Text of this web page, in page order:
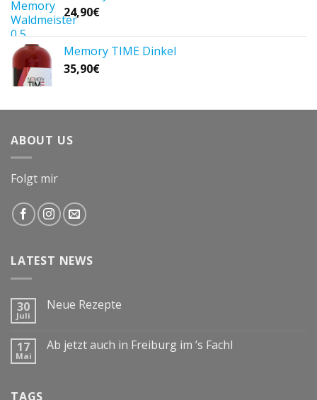
24,90€
Memory TIME Dinkel
35,90€
ABOUT US
Folgt mir
LATEST NEWS
30
Juli
Neue Rezepte
17
Mai
Ab jetzt auch in Freiburg im ’s Fachl
TAGS